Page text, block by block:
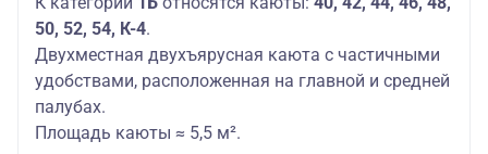
50, 52, 54, К-4.
Двухместная двухъярусная каюта с частичными
удобствами, расположенная на главной и средней
палубах.
Площадь каюты ≈ 5,5 м².